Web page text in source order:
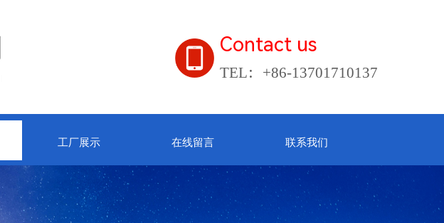
Contact us
TEL：+86-13701710137
工厂展示 在线留言 联系我们